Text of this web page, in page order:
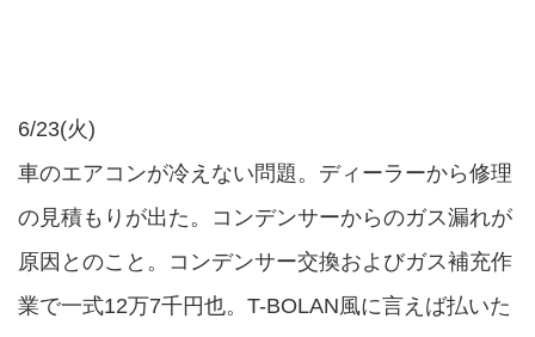
6/23(火)
車のエアコンが冷えない問題。ディーラーから修理
の見積もりが出た。コンデンサーからのガス漏れが
原因とのこと。コンデンサー交換およびガス補充作
業で一式12万7千円也。T-BOLAN風に言えば払いた